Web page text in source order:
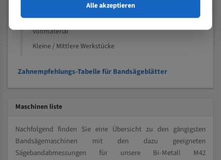
Speziell entwickelt für Profile / Rohre
Vollmaterial
Kleine / Mittlere Werkstücke
Zahnempfehlungs-Tabelle für Bandsägeblätter
Maschinen liste
Nachfolgend finden Sie eine Übersicht zu den gängigsten
Bandsägemaschinen mit den dazu geeigneten
Sägebandabmessungen für unsere Bi-Metall M42
Alle akzeptieren